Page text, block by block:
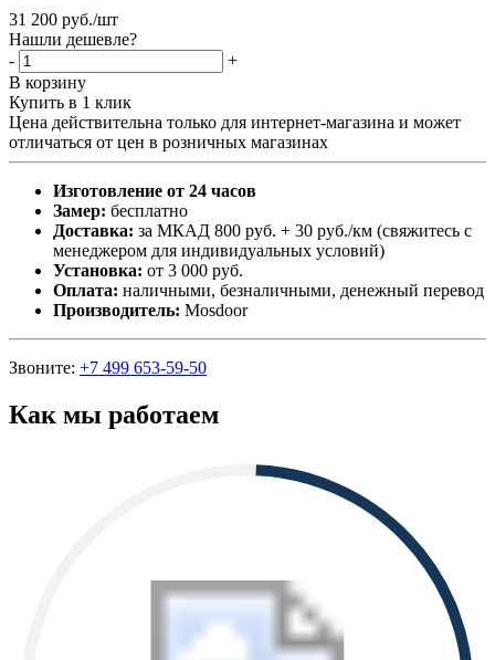
31 200 руб./шт
Нашли дешевле?
-
+
В корзину
Купить в 1 клик
Цена действительна только для интернет-магазина и может
отличаться от цен в розничных магазинах
Изготовление от 24 часов
Замер: бесплатно
Доставка: за МКАД 800 руб. + 30 руб./км (свяжитесь с
менеджером для индивидуальных условий)
Установка: от 3 000 руб.
Оплата: наличными, безналичными, денежный перевод
Производитель: Mosdoor
Звоните: +7 499 653-59-50
Как мы работаем